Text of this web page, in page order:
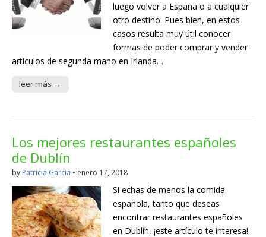
luego volver a España o a cualquier
otro destino. Pues bien, en estos
casos resulta muy útil conocer
formas de poder comprar y vender
artículos de segunda mano en Irlanda…
leer más →
Los mejores restaurantes españoles
de Dublín
by Patricia Garcia • enero 17, 2018
Si echas de menos la comida
española, tanto que deseas
encontrar restaurantes españoles
en Dublín, ¡este artículo te interesa!